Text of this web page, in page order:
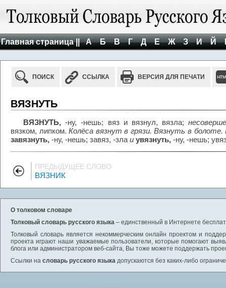
Главная страница || А Б В Г Д Е Ж З И Й
ПОИСК ССЫЛКА ВЕРСИЯ ДЛЯ ПЕЧАТИ
ВЯЗНУТЬ
ВЯЗНУТЬ, -ну, -нешь; вяз и вязнул, вязла;
вязком, липком.Колёса вязнут в грязи. Вязнуть в болоте.
завязнуть, -ну, -нешь; завяз, -зла и увязнуть, -ну, -нешь;
ПРЕДЫДУЩЕЕ СЛОВО
ВЯЗНИК
О толковом словаре
Толковый словарь русского языка – единственный в Интернете
Толковый словарь является некоммерческим онлайн проектом и
проекта играют наши уважаемые пользователи, которые помогают
блога или администратором веб-сайта, Вы тоже можете поддержать
Ссылки на словарь русского языка допускаются без каких-либо